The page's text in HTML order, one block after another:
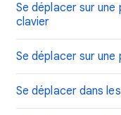
Se déplacer sur
clavier
Se déplacer sur
Se déplacer dans